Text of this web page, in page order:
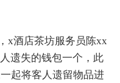
x酒店茶坊服务员陈xx
遗失的钱包一个，此
起将客人遗留物品进